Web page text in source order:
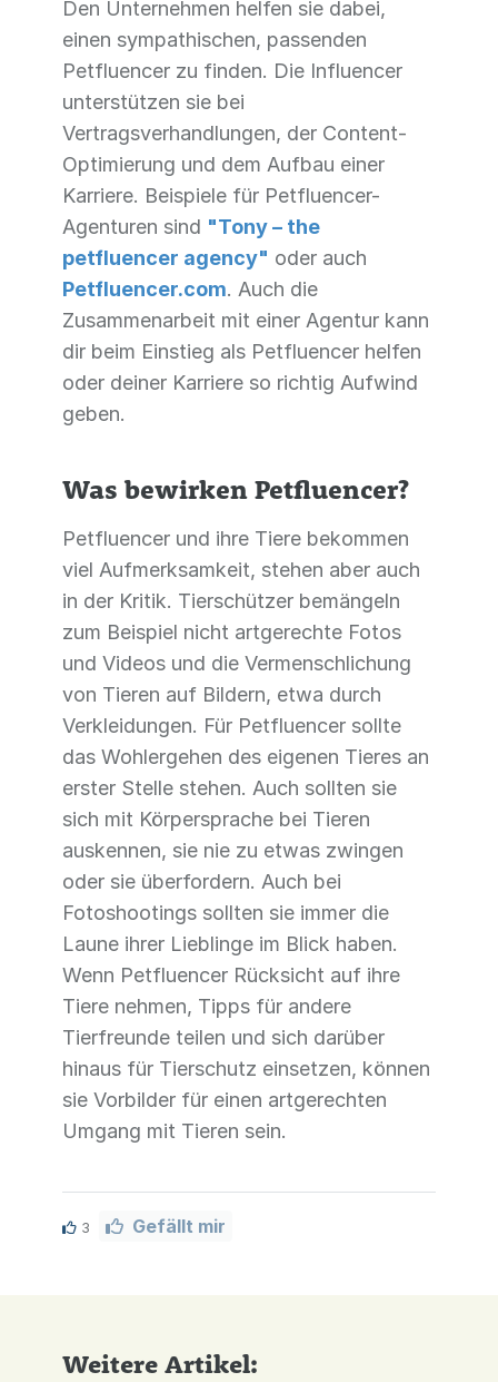
Den Unternehmen helfen sie dabei,
einen sympathischen, passenden
Petfluencer zu finden. Die Influencer
unterstützen sie bei
Vertragsverhandlungen, der Content-
Optimierung und dem Aufbau einer
Karriere. Beispiele für Petfluencer-
Agenturen sind "Tony – the
petfluencer agency" oder auch
Petfluencer.com. Auch die
Zusammenarbeit mit einer Agentur kann
dir beim Einstieg als Petfluencer helfen
oder deiner Karriere so richtig Aufwind
geben.
Was bewirken Petfluencer?
Petfluencer und ihre Tiere bekommen
viel Aufmerksamkeit, stehen aber auch
in der Kritik. Tierschützer bemängeln
zum Beispiel nicht artgerechte Fotos
und Videos und die Vermenschlichung
von Tieren auf Bildern, etwa durch
Verkleidungen. Für Petfluencer sollte
das Wohlergehen des eigenen Tieres an
erster Stelle stehen. Auch sollten sie
sich mit Körpersprache bei Tieren
auskennen, sie nie zu etwas zwingen
oder sie überfordern. Auch bei
Fotoshootings sollten sie immer die
Laune ihrer Lieblinge im Blick haben.
Wenn Petfluencer Rücksicht auf ihre
Tiere nehmen, Tipps für andere
Tierfreunde teilen und sich darüber
hinaus für Tierschutz einsetzen, können
sie Vorbilder für einen artgerechten
Umgang mit Tieren sein.
3 Gefällt mir
Weitere Artikel: